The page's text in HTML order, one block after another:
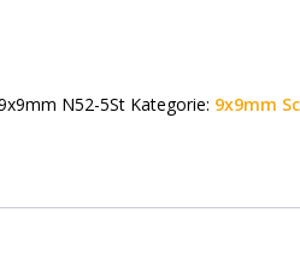
N52-5St Kategorie: 9x9mm